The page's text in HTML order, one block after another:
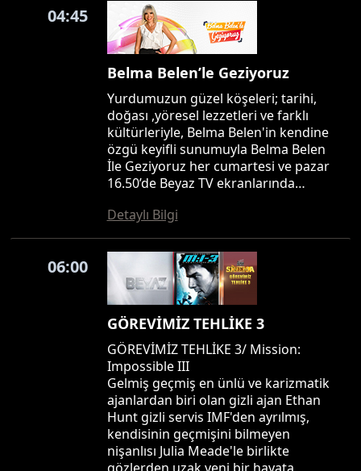
04:45
Belma Belen’le Geziyoruz
Yurdumuzun güzel köşeleri; tarihi,
doğası ,yöresel lezzetleri ve farklı
kültürleriyle, Belma Belen'in kendine
özgü keyifli sunumuyla Belma Belen
İle Geziyoruz her cumartesi ve pazar
16.50’de Beyaz TV ekranlarında…
Detaylı Bilgi
06:00
GÖREVİMİZ TEHLİKE 3
GÖREVİMİZ TEHLİKE 3/ Mission:
Impossible III
Gelmiş geçmiş en ünlü ve karizmatik
ajanlardan biri olan gizli ajan Ethan
Hunt gizli servis IMF'den ayrılmış,
kendisinin geçmişini bilmeyen
nişanlısı Julia Meade'le birlikte